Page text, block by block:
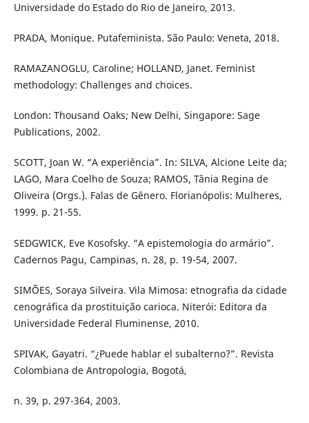
Universidade do Estado do Rio de Janeiro, 2013.
PRADA, Monique. Putafeminista. São Paulo: Veneta, 2018.
RAMAZANOGLU, Caroline; HOLLAND, Janet. Feminist
methodology: Challenges and choices.
London: Thousand Oaks; New Delhi, Singapore: Sage
Publications, 2002.
SCOTT, Joan W. “A experiência”. In: SILVA, Alcione Leite da;
LAGO, Mara Coelho de Souza; RAMOS, Tânia Regina de
Oliveira (Orgs.). Falas de Gênero. Florianópolis: Mulheres,
1999. p. 21-55.
SEDGWICK, Eve Kosofsky. “A epistemologia do armário”.
Cadernos Pagu, Campinas, n. 28, p. 19-54, 2007.
SIMÕES, Soraya Silveira. Vila Mimosa: etnografia da cidade
cenográfica da prostituição carioca. Niterói: Editora da
Universidade Federal Fluminense, 2010.
SPIVAK, Gayatri. “¿Puede hablar el subalterno?”. Revista
Colombiana de Antropologia, Bogotá,
n. 39, p. 297-364, 2003.